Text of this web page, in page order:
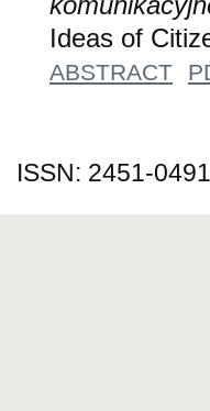
Ideas of
ABSTRACT
ISSN: 2451-0491